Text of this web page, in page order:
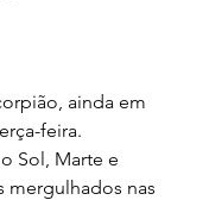
ainda em
feira.
Sol, Marte e
nas